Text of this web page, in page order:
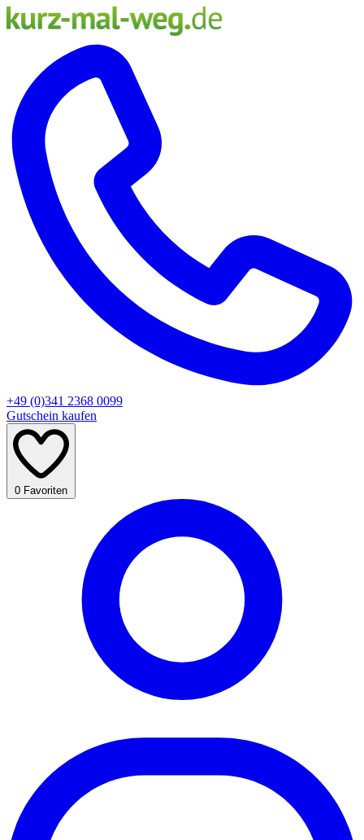
+49 (0)341 2368 0099
Gutschein kaufen
0 Favoriten